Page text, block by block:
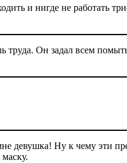
и нигде не работать
Он задал всем
девушка! Ну к чему эти